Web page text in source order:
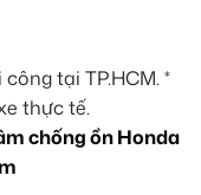
tại TP.HCM. *
thực tế.
chống ồn Honda